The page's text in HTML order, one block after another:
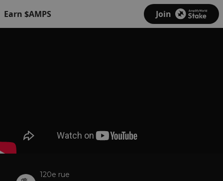
Earn $AMPS Join
120e rue